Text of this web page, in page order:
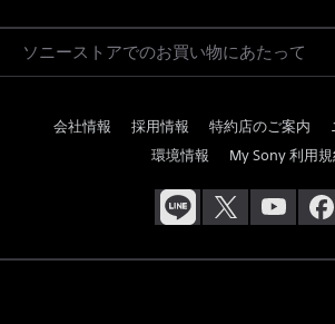
ソニーストアでのお買い物にあたって
会社情報 採用情報 特約店のご案内
環境情報
My Sony 利用規